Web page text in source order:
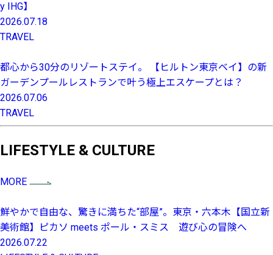
y IHG】
2026.07.18
TRAVEL
都心から30分のリゾートステイ。 【ヒルトン東京ベイ】の新
ガーデンプールレストランで叶う極上エスケープとは？
2026.07.06
TRAVEL
LIFESTYLE & CULTURE
MORE
鮮やかで自由な、驚きに満ちた“部屋”。東京・六本木【国立新
美術館】ピカソ meets ポール・スミス 遊び心の冒険へ
2026.07.22